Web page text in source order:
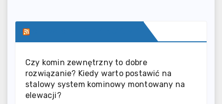
Czy komin zewnętrzny to dobre
rozwiązanie? Kiedy warto postawić na
stalowy system kominowy montowany na
elewacji?